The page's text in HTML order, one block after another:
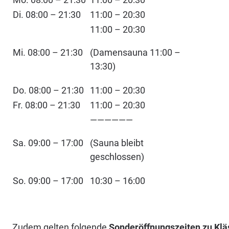
Di. 08:00 – 21:30
11:00 – 20:30
Mi. 08:00 – 21:30
11:00 – 20:30
(Damensauna 11:00 –
13:30)
Do. 08:00 – 21:30
11:00 – 20:30
Fr. 08:00 – 21:30
11:00 – 20:30
Sa. 09:00 – 17:00
——————
(Sauna bleibt
geschlossen)
So. 09:00 – 17:00 10:30 – 16:00